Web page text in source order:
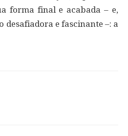
forma final e acabada – e,
desafiadora e fascinante –: a